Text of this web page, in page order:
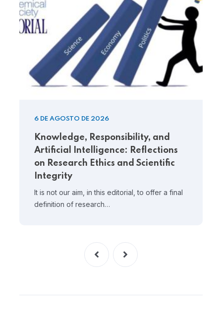
6 DE AGOSTO DE 2026
Knowledge, Responsibility, and
Artificial Intelligence: Reflections
on Research Ethics and Scientific
Integrity
It is not our aim, in this editorial, to offer a final
definition of research…